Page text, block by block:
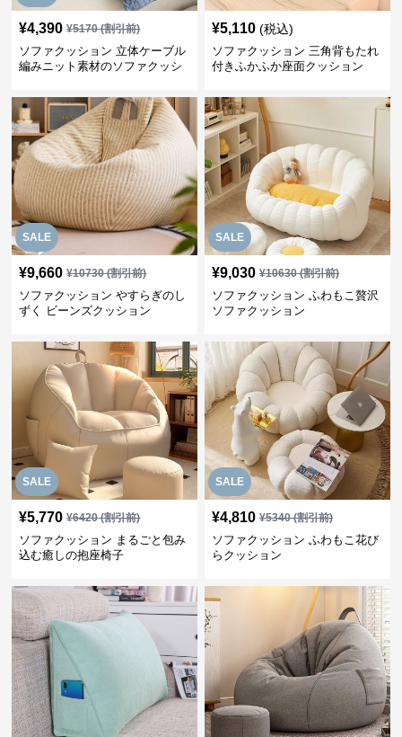
¥4,390 ¥5170(割引前)
ソファクッション 立体ケーブル
編みニット素材のソファクッシ
¥5,110 (税込)
ソファクッション 三角背もたれ
付きふかふか座面クッション
SALE
¥9,660 ¥10730(割引前)
ソファクッション やすらぎのし
ずく ビーンズクッション
SALE
¥9,030 ¥10630(割引前)
ソファクッション ふわもこ贅沢
ソファクッション
SALE
¥5,770 ¥6420(割引前)
ソファクッション まるごと包み
込む癒しの抱座椅子
SALE
¥4,810 ¥5340(割引前)
ソファクッション ふわもこ花び
らクッション